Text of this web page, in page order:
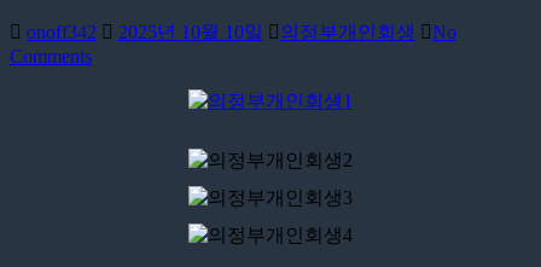
onoff342 2025년 10월 10일 의정부개인회생
No
Comments